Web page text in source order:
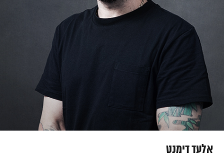
אלעד דימנט